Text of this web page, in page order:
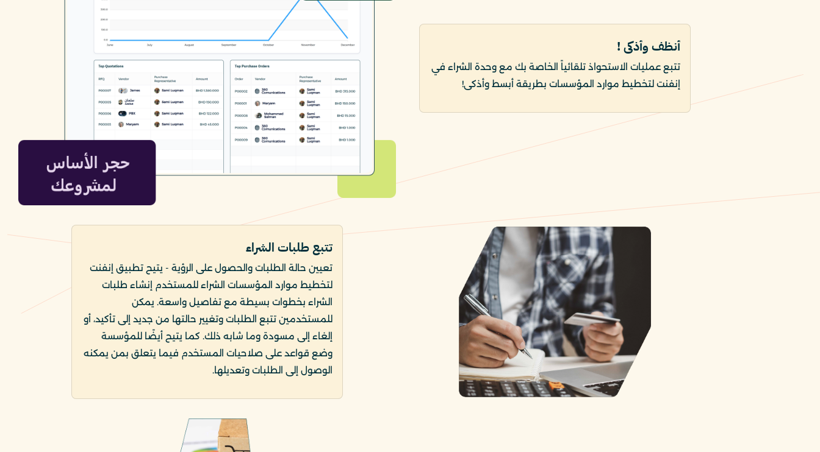
أنظف وأذكى !
تتبع عمليات الاستحواذ تلقائياً الخاصة بك مع وحدة الشراء في
إنفنت لتخطيط موارد المؤسسات بطريقة أبسط وأذكى!
تتبع طلبات الشراء
تعيين حالة الطلبات والحصول على الرؤية - يتيح تطبيق إنفنت
لتخطيط موارد المؤسسات الشراء للمستخدم إنشاء طلبات
الشراء بخطوات بسيطة مع تفاصيل واسعة. يمكن
للمستخدمين تتبع الطلبات وتغيير حالتها من جديد إلى تأكيد، أو
إلغاء إلى مسودة وما شابه ذلك. كما يتيح أيضًا للمؤسسة
وضع قواعد على صلاحيات المستخدم فيما يتعلق بمن يمكنه
الوصول إلى الطلبات وتعديلها.